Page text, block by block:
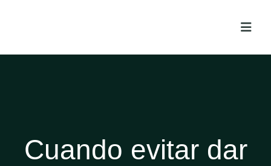
Cuando evitar dar